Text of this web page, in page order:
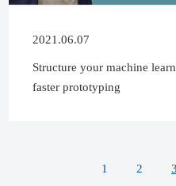
2021.06.07
Structure your machine
faster prototyping
1 2 3